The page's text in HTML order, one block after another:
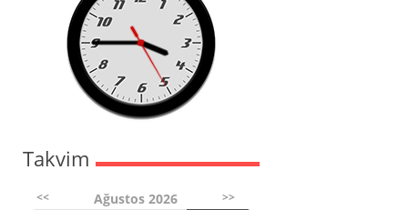
Takvim
<< Ağustos 2026 >>